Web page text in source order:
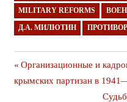
MILITARY REFORMS
Д.А. МИЛЮТИН
Навигация
по
Предыдущая
публикация
Организационные и
крымских партизан в